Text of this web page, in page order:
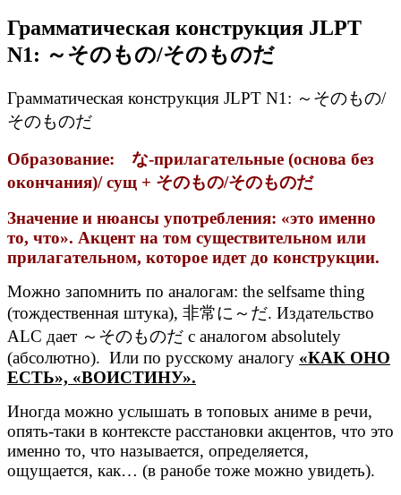
Грамматическая конструкция JLPT
N1: ～そのもの/そのものだ
Грамматическая конструкция JLPT N1: ～そのもの/
そのものだ
Образование: な-прилагательные (основа без
окончания)/ сущ + そのもの/そのものだ
Значение и нюансы употребления: «это именно
то, что». Акцент на том существительном или
прилагательном, которое идет до конструкции.
Можно запомнить по аналогам: the selfsame thing
(тождественная штука), 非常に～だ. Издательство
ALC дает ～そのものだ с аналогом absolutely
(абсолютно). Или по русскому аналогу «КАК ОНО
ЕСТЬ», «ВОИСТИНУ».
Иногда можно услышать в топовых аниме в речи,
опять-таки в контексте расстановки акцентов, что это
именно то, что называется, определяется,
ощущается, как… (в ранобе тоже можно увидеть).